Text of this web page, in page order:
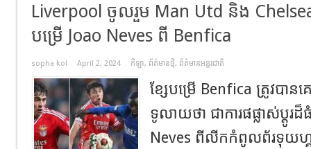
Liverpool ចូលរួម Man Utd និង
បម្រើ Joao Neves ពី Benfica
sopha kol April 2, 2024 កីឡា, ព័ត៌មានថ្មី, ព័ត៌មានអន្តរជាតិ
ខ្សែបម្រើ Benfica ត្រូវប
ទូលាយថា ជាការផផ្លាស់ប្តូរ
Neves ពីលីកកំពូលព័រទុយហ្គ